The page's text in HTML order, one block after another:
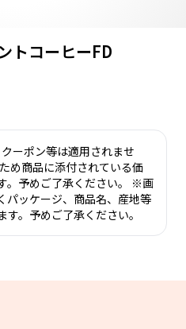
トコーヒーFD
ーポン等は適用されませ
商品に添付されている価
。予めご了承ください。 ※画
パッケージ、商品名、産地等
。予めご了承ください。